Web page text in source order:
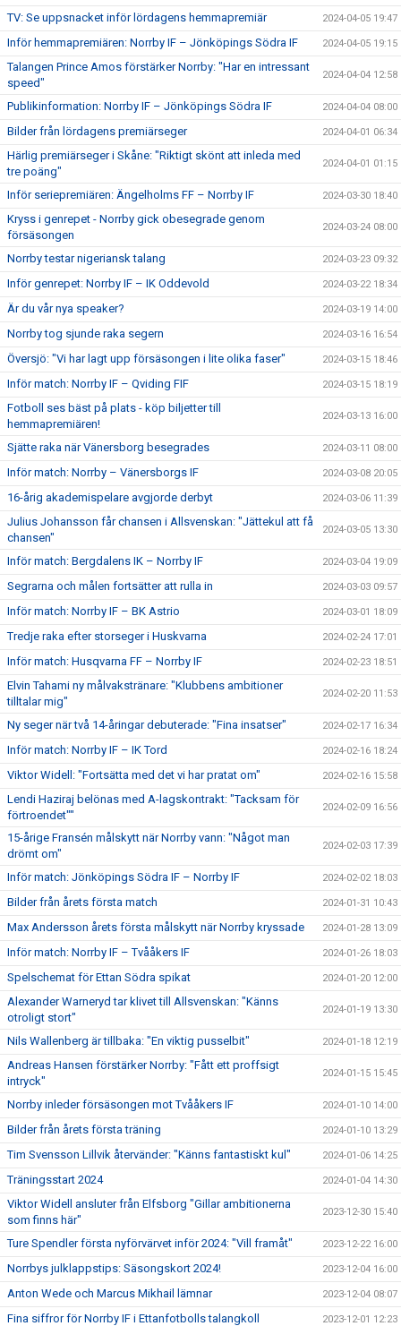
TV: Se uppsnacket inför lördagens hemmapremiär 2024-04-05 19:47
Inför hemmapremiären: Norrby IF – Jönköpings Södra IF 2024-04-05 19:15
Talangen Prince Amos förstärker Norrby: "Har en intressant
speed"
2024-04-04 12:58
Publikinformation: Norrby IF – Jönköpings Södra IF 2024-04-04 08:00
Bilder från lördagens premiärseger 2024-04-01 06:34
Härlig premiärseger i Skåne: "Riktigt skönt att inleda med
tre poäng"
2024-04-01 01:15
Inför seriepremiären: Ängelholms FF – Norrby IF 2024-03-30 18:40
Kryss i genrepet - Norrby gick obesegrade genom
försäsongen
2024-03-24 08:00
Norrby testar nigeriansk talang 2024-03-23 09:32
Inför genrepet: Norrby IF – IK Oddevold 2024-03-22 18:34
Är du vår nya speaker? 2024-03-19 14:00
Norrby tog sjunde raka segern 2024-03-16 16:54
Översjö: "Vi har lagt upp försäsongen i lite olika faser" 2024-03-15 18:46
Inför match: Norrby IF – Qviding FIF 2024-03-15 18:19
Fotboll ses bäst på plats - köp biljetter till
hemmapremiären!
2024-03-13 16:00
Sjätte raka när Vänersborg besegrades 2024-03-11 08:00
Inför match: Norrby – Vänersborgs IF 2024-03-08 20:05
16-årig akademispelare avgjorde derbyt 2024-03-06 11:39
Julius Johansson får chansen i Allsvenskan: "Jättekul att få
chansen"
2024-03-05 13:30
Inför match: Bergdalens IK – Norrby IF 2024-03-04 19:09
Segrarna och målen fortsätter att rulla in 2024-03-03 09:57
Inför match: Norrby IF – BK Astrio 2024-03-01 18:09
Tredje raka efter storseger i Huskvarna 2024-02-24 17:01
Inför match: Husqvarna FF – Norrby IF 2024-02-23 18:51
Elvin Tahami ny målvakstränare: "Klubbens ambitioner
tilltalar mig"
2024-02-20 11:53
Ny seger när två 14-åringar debuterade: "Fina insatser" 2024-02-17 16:34
Inför match: Norrby IF – IK Tord 2024-02-16 18:24
Viktor Widell: "Fortsätta med det vi har pratat om" 2024-02-16 15:58
Lendi Haziraj belönas med A-lagskontrakt: "Tacksam för
förtroendet""
2024-02-09 16:56
15-årige Fransén målskytt när Norrby vann: "Något man
drömt om"
2024-02-03 17:39
Inför match: Jönköpings Södra IF – Norrby IF 2024-02-02 18:03
Bilder från årets första match 2024-01-31 10:43
Max Andersson årets första målskytt när Norrby kryssade 2024-01-28 13:09
Inför match: Norrby IF – Tvååkers IF 2024-01-26 18:03
Spelschemat för Ettan Södra spikat 2024-01-20 12:00
Alexander Warneryd tar klivet till Allsvenskan: "Känns
otroligt stort"
2024-01-19 13:30
Nils Wallenberg är tillbaka: "En viktig pusselbit" 2024-01-18 12:19
Andreas Hansen förstärker Norrby: "Fått ett proffsigt
intryck"
2024-01-15 15:45
Norrby inleder försäsongen mot Tvååkers IF 2024-01-10 14:00
Bilder från årets första träning 2024-01-10 13:29
Tim Svensson Lillvik återvänder: "Känns fantastiskt kul" 2024-01-06 14:25
Träningsstart 2024 2024-01-04 14:30
Viktor Widell ansluter från Elfsborg "Gillar ambitionerna
som finns här"
2023-12-30 15:40
Ture Spendler första nyförvärvet inför 2024: "Vill framåt" 2023-12-22 16:00
Norrbys julklappstips: Säsongskort 2024! 2023-12-04 16:00
Anton Wede och Marcus Mikhail lämnar 2023-12-04 08:07
Fina siffror för Norrby IF i Ettanfotbolls talangkoll 2023-12-01 12:23